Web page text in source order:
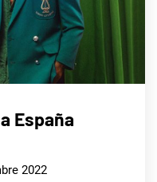
España
2022